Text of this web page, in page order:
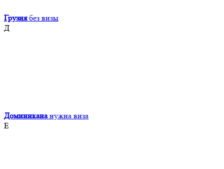
Грузия без визы
Д
Доминикана нужна виза
Е